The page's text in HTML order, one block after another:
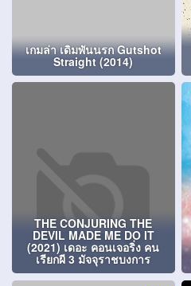
เกมล่า เดิมพันนรก Gutshot
Straight (2014)
THE CONJURING THE
DEVIL MADE ME DO IT
(2021) เดอะ คอนเจอริ่ง คน
เรียกผี 3 มัจจุราชบงการ